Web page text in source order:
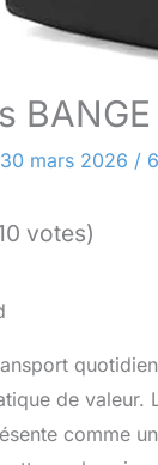
30 mars 2026 /
votes)
de valeur.
comme